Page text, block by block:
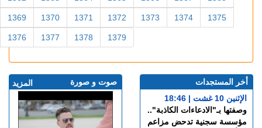
1369 1370 1371 1372 1373 1374 1375
1376 1377 1378 1379
المزيد صوت و صورة
أخر المستجدات
الإثنين 10 غشت | 18:46
وصفتها بـ"الادعاءات الكاذبة"..
مؤسسة سجنية تدحض مزاعم